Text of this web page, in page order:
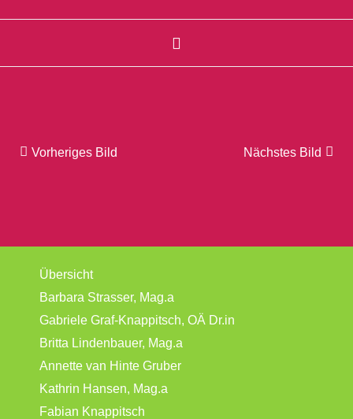
Nächstes Bild
Vorheriges Bild
Übersicht
Barbara Strasser, Mag.a
Gabriele Graf-Knappitsch, OÄ Dr.in
Britta Lindenbauer, Mag.a
Annette van Hinte Gruber
Kathrin Hansen, Mag.a
Fabian Knappitsch